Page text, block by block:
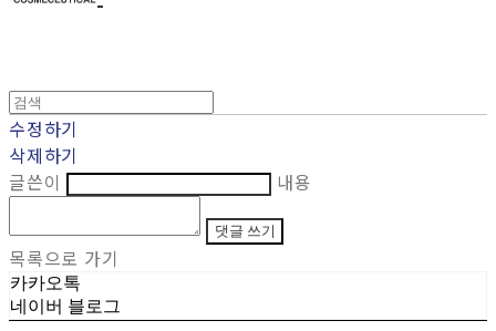
수정하기
삭제하기
글쓴이
내용
댓글 쓰기
목록으로 가기
카카오톡
네이버 블로그